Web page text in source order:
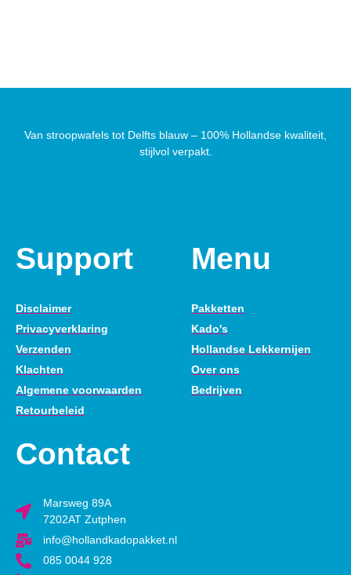
Van stroopwafels tot Delfts blauw – 100% Hollandse kwaliteit,
stijlvol verpakt.
Support
Disclaimer
Privacyverklaring
Verzenden
Klachten
Algemene voorwaarden
Retourbeleid
Menu
Pakketten
Kado's
Hollandse Lekkernijen
Over ons
Bedrijven
Contact
Marsweg 89A
7202AT Zutphen
info@hollandkadopakket.nl
085 0044 928